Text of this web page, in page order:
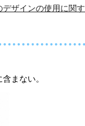
ザインの使用に関
まない。